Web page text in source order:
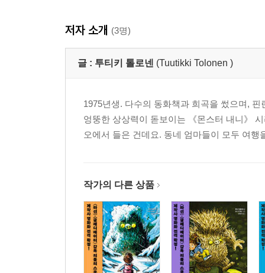
저자 소개 (3명)
글 : 투티키 톨로넨 (Tuutikki Tolonen )
1975년생. 다수의 동화책과 희곡을 썼으며,
엉뚱한 상상력이 돋보이는 《몬스터 내니》
오에서 들은 건데요. 동네 엄마들이 모두 여
작가의 다른 상품